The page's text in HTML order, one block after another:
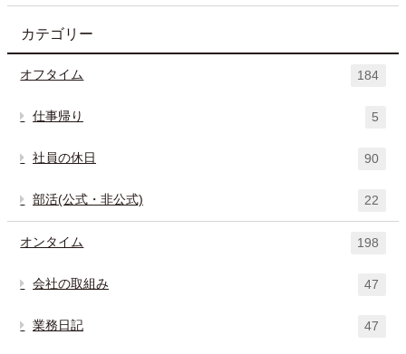
カテゴリー
オフタイム 184
仕事帰り 5
社員の休日 90
部活(公式・非公式) 22
オンタイム 198
会社の取組み 47
業務日記 47